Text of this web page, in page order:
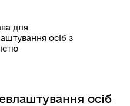
для
осіб з
осіб